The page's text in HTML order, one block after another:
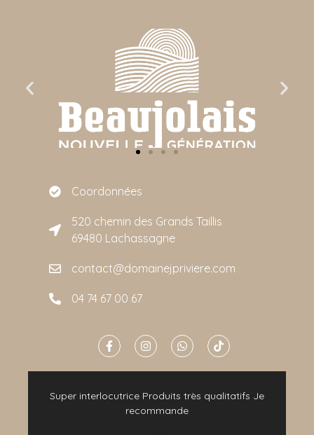
Coordonnées
520 chemin des Grands Taillis
69480 Lachassagne
contact@domainejpriviere.com
04 74 67 00 67
Super interlocutrice Produits très qualitatifs Je
recommande